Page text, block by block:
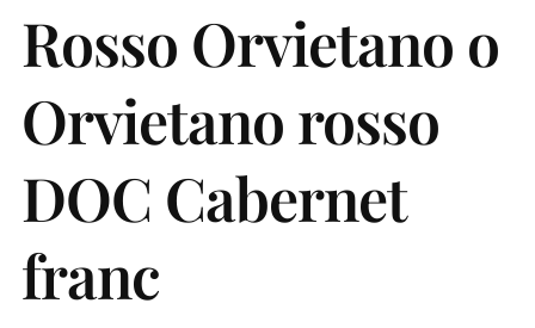
Rosso Orvietano o
Orvietano rosso
DOC Cabernet
franc